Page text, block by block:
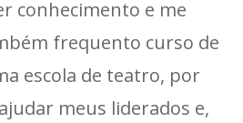
conhecimento e me
frequento curso de
escola de teatro, por
meus liderados e,